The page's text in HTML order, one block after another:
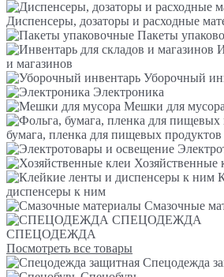
Диспенсеры, дозаторы и расходные
Пакеты
и магазинов
Уборочный
Электроника
Мешки для мусора
бумага, пленка для пищевых продуктов
Хозяйственные
диспенсеры к ним
Смазочные
СПЕЦОДЕЖДА
СПЕЦОДЕЖДА
Посмотреть все товары
Спецодежда